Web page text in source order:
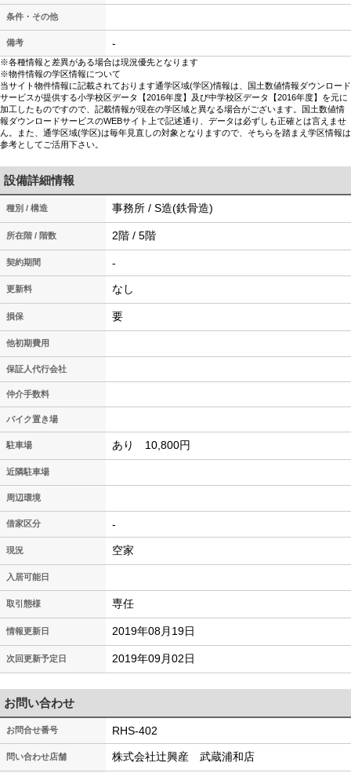
条件・その他
備考 -
※各種情報と差異がある場合は現況優先となります
※物件情報の学区情報について
当サイト物件情報に記載されております通学区域(学区)情報は、国土数値情報ダウンロード
サービスが提供する小学校区データ【2016年度】及び中学校区データ【2016年度】を元に
加工したものですので、記載情報が現在の学区域と異なる場合がございます。国土数値情
報ダウンロードサービスのWEBサイト上で記述通り、データは必ずしも正確とは言えませ
ん。また、通学区域(学区)は毎年見直しの対象となりますので、そちらを踏まえ学区情報は
参考としてご活用下さい。
設備詳細情報
種別 / 構造 事務所 / S造(鉄骨造)
所在階 / 階数 2階 / 5階
契約期間 -
更新料 なし
損保 要
他初期費用
保証人代行会社
仲介手数料
バイク置き場
駐車場 あり 10,800円
近隣駐車場
周辺環境
借家区分 -
現況 空家
入居可能日
取引態様 専任
情報更新日 2019年08月19日
次回更新予定日 2019年09月02日
お問い合わせ
お問合せ番号 RHS-402
問い合わせ店舗 株式会社辻興産 武蔵浦和店